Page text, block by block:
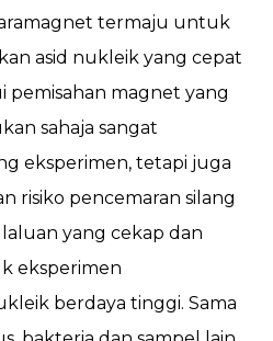
termaju untuk
asid nukleik yang cepat
magnet yang
sahaja sangat
eksperimen, tetapi juga
risiko pencemaran silang
yang cekap dan
eksperimen
berdaya tinggi. Sama